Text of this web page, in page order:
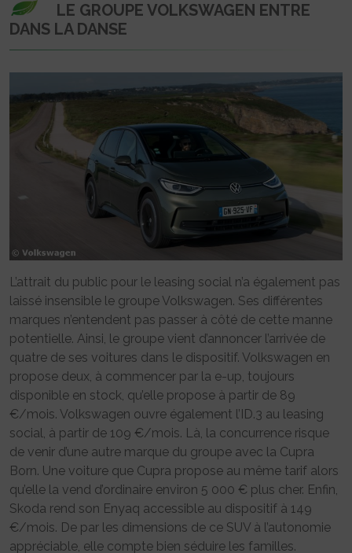
LE GROUPE VOLKSWAGEN ENTRE
DANS LA DANSE
L’attrait du public pour le leasing social n’a également pas
laissé insensible le groupe Volkswagen. Ses différentes
marques n’entendent pas passer à côté de cette manne
potentielle. Ainsi, le groupe vient d’annoncer l’arrivée de
quatre de ses voitures dans le dispositif. Volkswagen en
propose deux, à commencer par la e-up, toujours
disponible en stock, qu’elle propose à partir de 89
€/mois. Volkswagen ouvre également l’ID.3 au leasing
social, à partir de 109 €/mois. Là, la concurrence risque
de venir d’une autre marque du groupe avec la Cupra
Born. Une voiture que Cupra propose au même tarif alors
qu’elle la vend d’ordinaire environ 5 000 € plus cher. Enfin,
Skoda rend son Enyaq accessible au dispositif à 149
€/mois. De par les dimensions de ce SUV à l’autonomie
appréciable, elle compte bien séduire les familles.